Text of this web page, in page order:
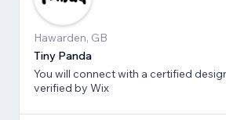
Hawarden, GB
Tiny Panda
You will connect with a certified
verified by Wix